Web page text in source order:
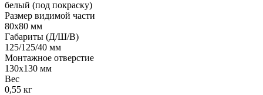
белый (под покраску)
Размер видимой части
80х80 мм
Габариты (Д/Ш/В)
125/125/40 мм
Монтажное отверстие
130x130 мм
Вес
0,55 кг